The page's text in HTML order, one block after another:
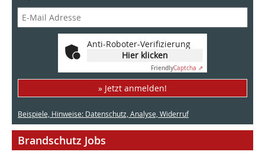
Anti-Roboter-Verifizierung
Hier klicken
FriendlyCaptcha ⇗
» Jetzt anmelden!
Beispiele, Hinweise: Datenschutz, Analyse, Widerruf
Brandschutz Jobs